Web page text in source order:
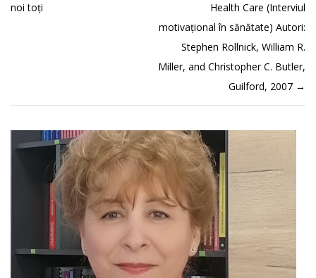
noi toți
Health Care (Interviul
motivațional în sănătate) Autori:
Stephen Rollnick, William R.
Miller, and Christopher C. Butler,
Guilford, 2007 →